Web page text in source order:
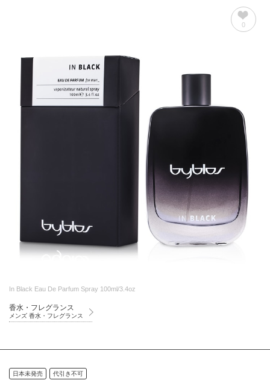
0
In Black Eau De Parfum Spray 100ml/3.4oz
香水・フレグランス
メンズ 香水・フレグランス
日本未発売 代引き不可